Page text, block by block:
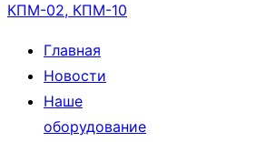
КПМ-02, КПМ-10
Главная
Новости
Наше
оборудование